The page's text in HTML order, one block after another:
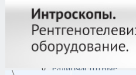
Металлодетекторы
Полиграфы
Противокражные системы
Акустомагнитные
системы
Радиочастотные